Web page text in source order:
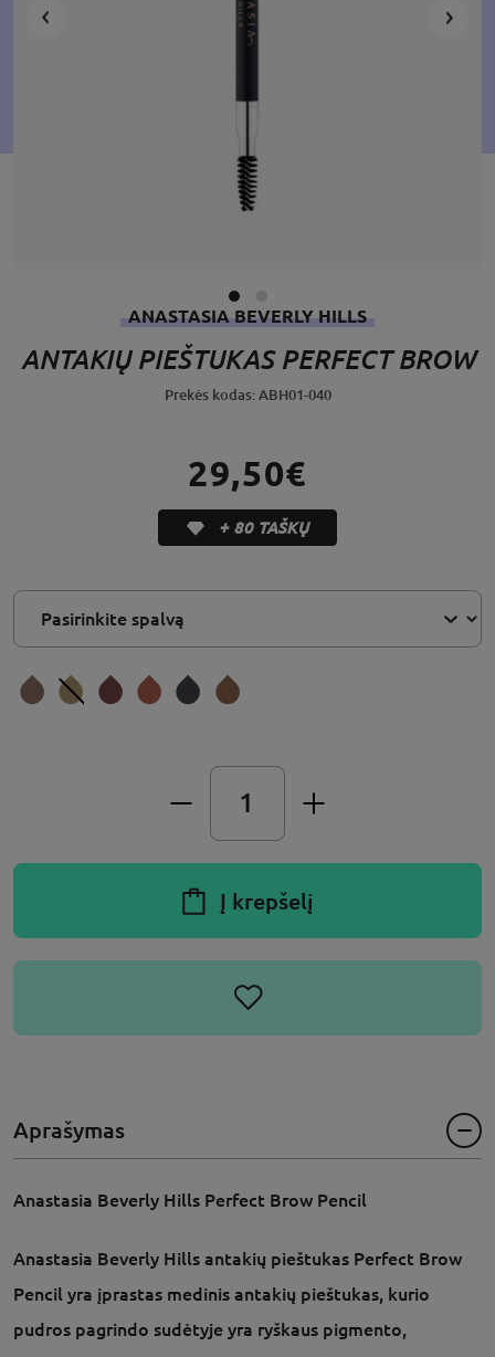
ANASTASIA BEVERLY HILLS
ANTAKIŲ PIEŠTUKAS PERFECT BROW
Prekės kodas: ABH01-040
29,50€
+ 80 TAŠKŲ
Į krepšelį
Aprašymas
Anastasia Beverly Hills Perfect Brow Pencil
Anastasia Beverly Hills antakių pieštukas Perfect Brow
Pencil yra įprastas medinis antakių pieštukas, kurio
pudros pagrindo sudėtyje yra ryškaus pigmento,